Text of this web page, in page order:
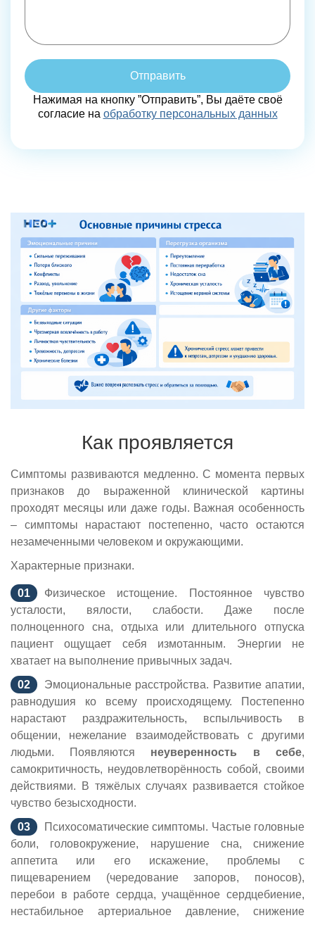
Отправить
Нажимая на кнопку ”Отправить”, Вы даёте своё
согласие на обработку персональных данных
Как проявляется
Симптомы развиваются медленно. С момента первых
признаков до выраженной клинической картины
проходят месяцы или даже годы. Важная особенность
– симптомы нарастают постепенно, часто остаются
незамеченными человеком и окружающими.
Характерные признаки.
Физическое истощение. Постоянное чувство
усталости, вялости, слабости. Даже после
полноценного сна, отдыха или длительного отпуска
пациент ощущает себя измотанным. Энергии не
хватает на выполнение привычных задач.
Эмоциональные расстройства. Развитие апатии,
равнодушия ко всему происходящему. Постепенно
нарастают раздражительность, вспыльчивость в
общении, нежелание взаимодействовать с другими
людьми. Появляются неуверенность в себе,
самокритичность, неудовлетворённость собой, своими
действиями. В тяжёлых случаях развивается стойкое
чувство безысходности.
Психосоматические симптомы. Частые головные
боли, головокружение, нарушение сна, снижение
аппетита или его искажение, проблемы с
пищеварением (чередование запоров, поносов),
перебои в работе сердца, учащённое сердцебиение,
нестабильное артериальное давление, снижение